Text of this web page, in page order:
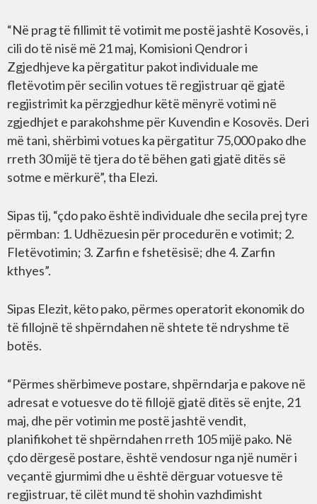
“Në prag të fillimit të votimit me postë jashtë Kosovës, i
cili do të nisë më 21 maj, Komisioni Qendror i
Zgjedhjeve ka përgatitur pakot individuale me
fletëvotim për secilin votues të regjistruar që gjatë
regjistrimit ka përzgjedhur këtë mënyrë votimi në
zgjedhjet e parakohshme për Kuvendin e Kosovës. Deri
më tani, shërbimi votues ka përgatitur 75,000 pako dhe
rreth 30 mijë të tjera do të bëhen gati gjatë ditës së
sotme e mërkurë”, tha Elezi.
Sipas tij, “çdo pako është individuale dhe secila prej tyre
përmban: 1. Udhëzuesin për procedurën e votimit; 2.
Fletëvotimin; 3. Zarfin e fshetësisë; dhe 4. Zarfin
kthyes”.
Sipas Elezit, këto pako, përmes operatorit ekonomik do
të fillojnë të shpërndahen në shtete të ndryshme të
botës.
“Përmes shërbimeve postare, shpërndarja e pakove në
adresat e votuesve do të fillojë gjatë ditës së enjte, 21
maj, dhe për votimin me postë jashtë vendit,
planifikohet të shpërndahen rreth 105 mijë pako. Në
çdo dërgesë postare, është vendosur nga një numër i
veçantë gjurmimi dhe u është dërguar votuesve të
regjistruar, të cilët mund të shohin vazhdimisht